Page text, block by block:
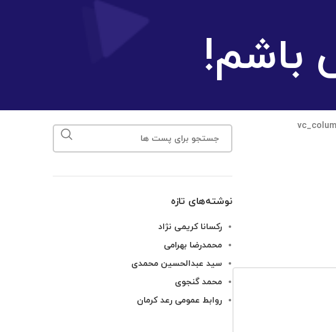
باشم!
[vc_row
نوشته‌های تازه
رکسانا کریمی نژاد
محمدرضا بهرامی
سید عبدالحسین محمدی
محمد گنجوی
روابط عمومی رعد کرمان